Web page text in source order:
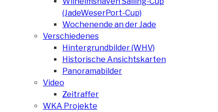
(JadeWeserPort-Cup)
Wochenende an der Jade
Verschiedenes
Hintergrundbilder (WHV)
Historische Ansichtskarten
Panoramabilder
Video
Zeitraffer
WKA Projekte